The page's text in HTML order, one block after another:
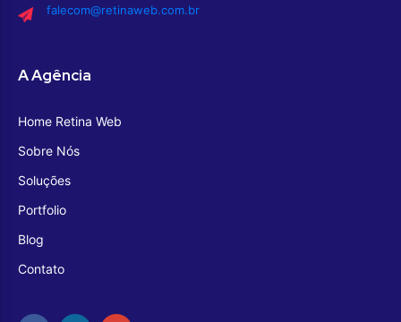
falecom@retinaweb.com.br
A Agência
Home Retina Web
Sobre Nós
Soluções
Portfolio
Blog
Contato